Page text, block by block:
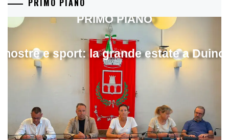
PRIMO PIANO
e sport: la grande estate a
PRIMO PIANO